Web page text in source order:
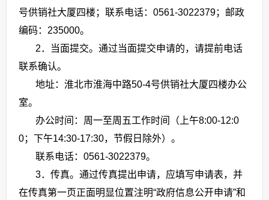
号供销社大厦四楼；联系电话：0561-3022379；邮政
编码：235000。
2．当面提交。通过当面提交申请的，请提前电话
联系确认。
地址：淮北市淮海中路50-4号供销社大厦四楼办公
室。
办公时间：周一至周五工作时间（上午8:00-12:0
0；下午14:30-17:30，节假日除外）。
联系电话：0561-3022379。
3．传真。通过传真提出申请，应填写申请表，并
在传真第一页正面明显位置注明“政府信息公开申请”和